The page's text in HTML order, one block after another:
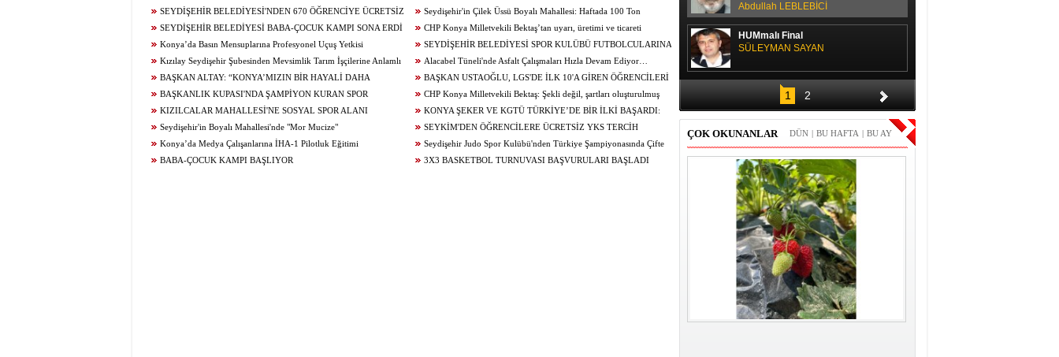
SEYDİŞEHİR BELEDİYESİ'NDEN 670 ÖĞRENCİYE ÜCRETSİZ
TERCİH DANIŞMANLIĞI
Seydişehir'in Çilek Üssü Boyalı Mahallesi: Haftada 100 Ton
Üretim...
SEYDİŞEHİR BELEDİYESİ BABA-ÇOCUK KAMPI SONA ERDİ
CHP Konya Milletvekili Bektaş’tan uyarı, üretimi ve ticareti
canlandıracak adımlar gecikmeden atılmalıdır
Konya’da Basın Mensuplarına Profesyonel Uçuş Yetkisi
SEYDİŞEHİR BELEDİYESİ SPOR KULÜBÜ FUTBOLCULARINA
BAŞAKŞEHİR ‘DEN DAVET
Kızılay Seydişehir Şubesinden Mevsimlik Tarım İşçilerine Anlamlı
Ziyaret
Alacabel Tüneli'nde Asfalt Çalışmaları Hızla Devam Ediyor…
BAŞKAN ALTAY: “KONYA’MIZIN BİR HAYALİ DAHA
GERÇEKLEŞİYOR. AĞIR BAKIM'DA BÜYÜK TAŞINMA BAŞLADI”
BAŞKAN USTAOĞLU, LGS'DE İLK 10'A GİREN ÖĞRENCİLERİ
ÖDÜLLENDİRDİ
BAŞKANLIK KUPASI'NDA ŞAMPİYON KURAN SPOR
CHP Konya Milletvekili Bektaş: Şekli değil, şartları oluşturulmuş
bir öğrenci affı istiyoruz
KIZILCALAR MAHALLESİ'NE SOSYAL SPOR ALANI
KAZANDIRILDI
KONYA ŞEKER VE KGTÜ TÜRKİYE’DE BİR İLKİ BAŞARDI:
Seydişehir'in Boyalı Mahallesi'nde "Mor Mucize"
SEYKİM'DEN ÖĞRENCİLERE ÜCRETSİZ YKS TERCİH
DANIŞMANLIĞI
Konya’da Medya Çalışanlarına İHA-1 Pilotluk Eğitimi
Seydişehir Judo Spor Kulübü'nden Türkiye Şampiyonasında Çifte
Madalya
BABA-ÇOCUK KAMPI BAŞLIYOR 3X3 BASKETBOL TURNUVASI BAŞVURULARI BAŞLADI
Abdullah LEBLEBİCİ
HUMmalı Final
SÜLEYMAN SAYAN
SPOR SOHBETİ
H. Yüksel GÜLAY
1 2
ÇOK OKUNANLAR BU AY
|
BU HAFTA
|
DÜN